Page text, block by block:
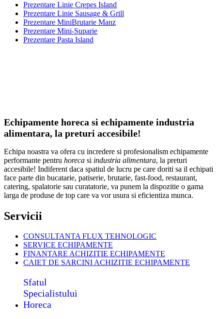
Prezentare Linie Crepes Island
Prezentare Linie Sausage & Grill
Prezentare MiniBrutarie Manz
Prezentare Mini-Suparie
Prezentare Pasta Island
Echipamente horeca si echipamente industria
alimentara, la preturi accesibile!
Echipa noastra va ofera cu incredere si profesionalism echipamente
performante pentru horeca si industria alimentara, la preturi
accesibile! Indiferent daca spatiul de lucru pe care doriti sa il echipati
face parte din bucatarie, patiserie, brutarie, fast-food, restaurant,
catering, spalatorie sau curatatorie, va punem la dispozitie o gama
larga de produse de top care va vor usura si eficientiza munca.
Servicii
CONSULTANTA FLUX TEHNOLOGIC
SERVICE ECHIPAMENTE
FINANTARE ACHIZITIE ECHIPAMENTE
CAIET DE SARCINI ACHIZITIE ECHIPAMENTE
Sfatul
Specialistului
Horeca